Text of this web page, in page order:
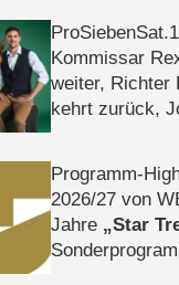
Kommissar
weiter, Richter
kehrt zurück,
Programm-
2026/​27 von
Jahre
Star